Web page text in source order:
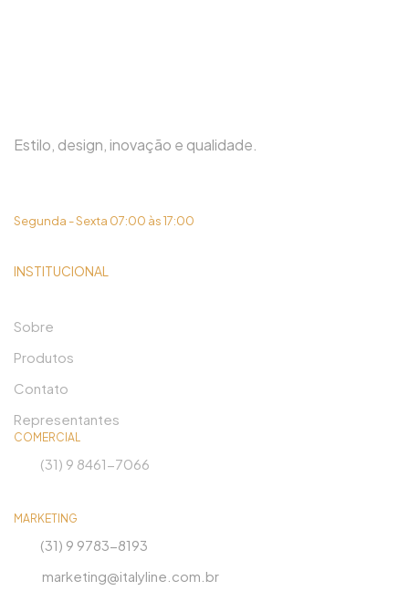
Estilo, design, inovação e qualidade.
Segunda - Sexta 07:00 às 17:00
INSTITUCIONAL
Sobre
Produtos
Contato
Representantes
COMERCIAL
(31) 9 8461-7066
MARKETING
(31) 9 9783-8193
marketing@italyline.com.br